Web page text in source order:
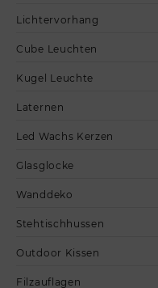
Lichtervorhang
Cube Leuchten
Kugel Leuchte
Laternen
Led Wachs Kerzen
Glasglocke
Wanddeko
Stehtischhussen
Outdoor Kissen
Filzauflagen